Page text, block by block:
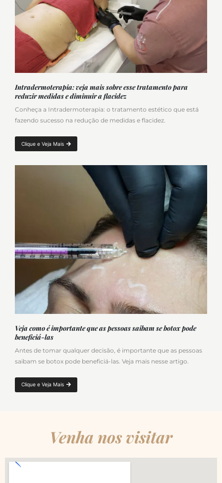
Intradermoterapia: veja mais sobre esse tratamento para
reduzir medidas e diminuir a flacidez
Conheça a Intradermoterapia: o tratamento estético que está
fazendo sucesso na redução de medidas e flacidez.
Clique e Veja Mais
Veja como é importante que as pessoas saibam se botox pode
beneficiá-las
Antes de tomar qualquer decisão, é importante que as pessoas
saibam se botox pode beneficiá-las. Veja mais nesse artigo.
Clique e Veja Mais
Venha nos visitar